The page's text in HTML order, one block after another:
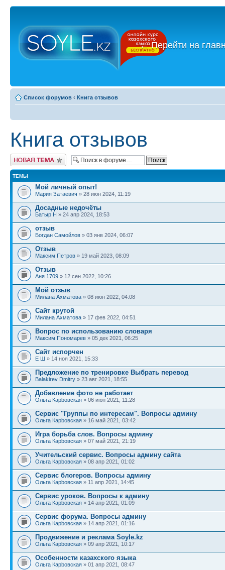
←Перейти на
Список форумов ‹ Книга отзывов
Книга отзывов
Новая тема
ТЕМЫ
Мой личный опыт!
Мария Затаевич » 28 июн 2024, 11:19
Досадные недочёты
Батыр Н » 24 апр 2024, 18:53
отзыв
Богдан Самойлов » 03 янв 2024, 06:07
Отзыв
Максим Петров » 19 май 2023, 08:09
Отзыв
Аня 1709 » 12 сен 2022, 10:26
Мой отзыв
Милана Ахматова » 08 июн 2022, 04:08
Сайт крутой
Милана Ахматова » 17 фев 2022, 04:51
Вопрос по использованию словаря
Максим Пономарев » 05 дек 2021, 06:25
Сайт испорчен
Е Ш » 14 ноя 2021, 15:33
Предложение по тренировке Выбрать перевод
Balakirev Dmitry » 23 авг 2021, 18:55
Добавление фото не работает
Ольга Карbовская » 06 июн 2021, 11:28
Сервис "Группы по интересам". Вопросы админу
Ольга Карbовская » 16 май 2021, 03:42
Игра борьба слов. Вопросы админу
Ольга Карbовская » 07 май 2021, 21:19
Учительский сервис. Вопросы админу сайта
Ольга Карbовская » 08 апр 2021, 01:02
Сервис блогеров. Вопросы админу
Ольга Карbовская » 11 апр 2021, 14:45
Сервис уроков. Вопросы к админу
Ольга Карbовская » 14 апр 2021, 01:09
Сервис форума. Вопросы админу
Ольга Карbовская » 14 апр 2021, 01:16
Продвижение и реклама Soyle.kz
Ольга Карbовская » 09 апр 2021, 10:17
Особенности казахского языка
Ольга Карbовская » 01 апр 2021, 08:47